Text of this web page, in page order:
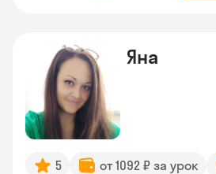
Яна
5 от 1092 ₽ за урок